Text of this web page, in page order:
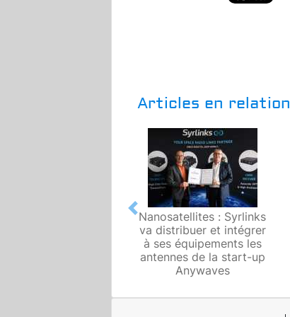
Articles en relation
Nanosatellites : Syrlinks
va distribuer et intégrer
à ses équipements les
antennes de la start-up
Anywaves
Previous